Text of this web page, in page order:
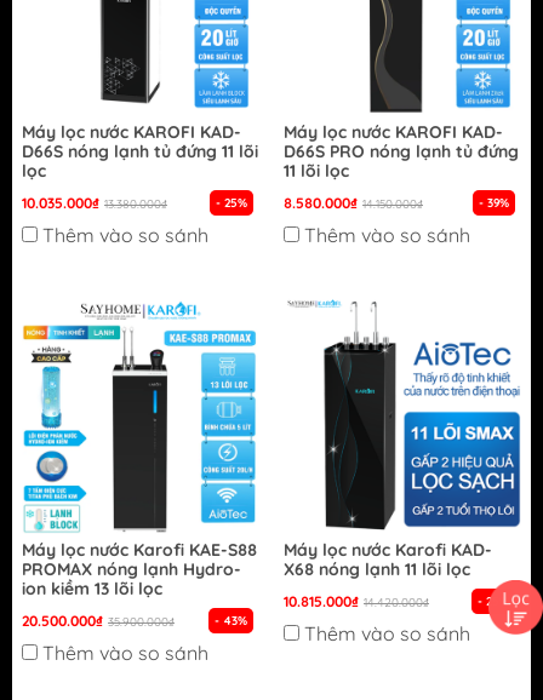
Máy lọc nước KAROFI KAD-
D66S nóng lạnh tủ đứng 11 lõi
lọc
10.035.000₫ 13.380.000₫ - 25%
Thêm vào so sánh
Máy lọc nước KAROFI KAD-
D66S PRO nóng lạnh tủ đứng
11 lõi lọc
8.580.000₫ 14.150.000₫ - 39%
Thêm vào so sánh
Máy lọc nước Karofi KAE-S88
PROMAX nóng lạnh Hydro-
ion kiềm 13 lõi lọc
20.500.000₫ 35.900.000₫ - 43%
Thêm vào so sánh
Máy lọc nước Karofi KAD-
X68 nóng lạnh 11 lõi lọc
10.815.000₫ 14.420.000₫ - 25%
Thêm vào so sánh